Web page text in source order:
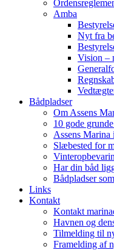
Amba
Nyt fra
Vision –
Bådpladser
Om Assens
10 gode
Assens
Slæbested for
Har din båd
Bådpladser
Links
Kontakt
Kontakt
Havnen og
Tilmelding til
Framelding af